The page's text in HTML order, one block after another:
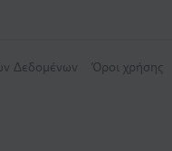
Δεδομένων Όροι χρήσης